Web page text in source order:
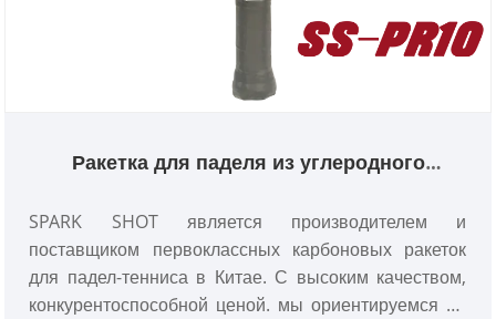
Ракетка для паделя из углеродного
SPARK SHOT является производителем и
поставщиком первоклассных карбоновых ракеток
для падел-тенниса в Китае. С высоким качеством,
конкурентоспособной ценой. мы ориентируемся на